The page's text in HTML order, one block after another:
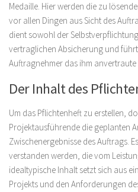
Medaille. Hier werden die zu
vor allen Dingen aus Sicht des
dient sowohl der
vertraglichen Absicherung und
Auftragnehmer das ihm
Der Inhalt des
Um das Pflichtenheft zu erstellen,
Projektausführende die geplanten
Zwischenergebnisse des Auftrags.
verstanden werden, die vom
idealtypische Inhalt setzt sich aus
Projekts und den Anforderungen